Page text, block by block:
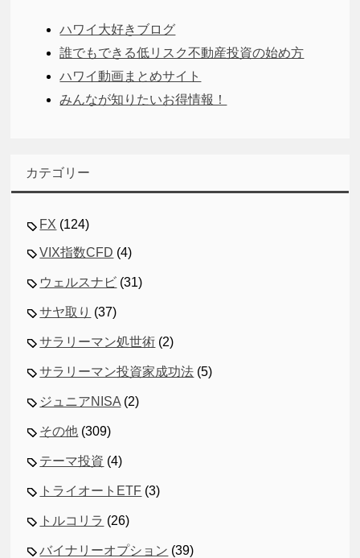
ハワイ大好きブログ
誰でもできる低リスク不動産投資の始め方
ハワイ動画まとめサイト
みんなが知りたいお得情報！
カテゴリー
FX (124)
VIX指数CFD (4)
ウェルスナビ (31)
サヤ取り (37)
サラリーマン処世術 (2)
サラリーマン投資家成功法 (5)
ジュニアNISA (2)
その他 (309)
テーマ投資 (4)
トライオートETF (3)
トルコリラ (26)
バイナリーオプション (39)